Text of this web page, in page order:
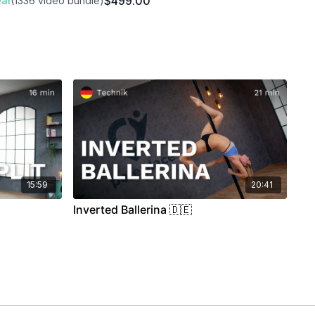
15:59 20:41
Inverted Ballerina 🇩🇪